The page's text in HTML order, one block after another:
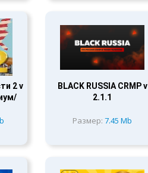
2 v
BLACK RUSSIA CRMP v
2.1.1
Размер: 7.45 Mb